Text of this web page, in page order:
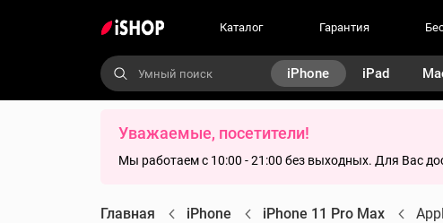
Каталог Гарантия
iPhone iPad
Уважаемые, посетители!
Мы работаем с 10:00 - 21:00 без выходных. Для Вас
Главная iPhone iPhone 11 Pro Max